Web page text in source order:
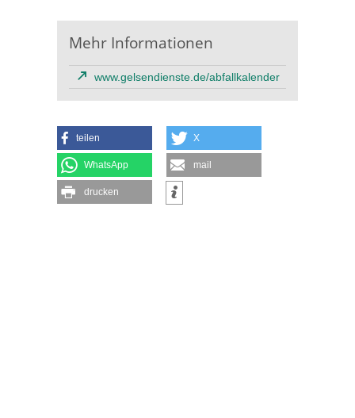
Mehr Informationen
www.gelsendienste.de/abfallkalender
teilen X
WhatsApp mail
drucken